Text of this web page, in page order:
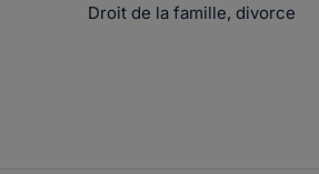
Droit de la famille, divorce